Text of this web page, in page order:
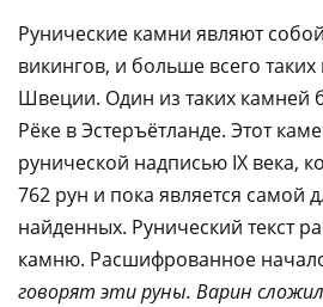
Рунические камни являют
викингов, и больше всего
Швеции. Один из таких камней
Рёке в Эстеръётланде. Этот
рунической надписью IX века,
762 рун и пока является самой
найденных. Рунический текст
камню. Расшифрованное начало
говорят эти руны. Варин